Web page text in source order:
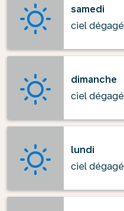
samedi
ciel dégagé
dimanche
ciel dégagé
lundi
ciel dégagé